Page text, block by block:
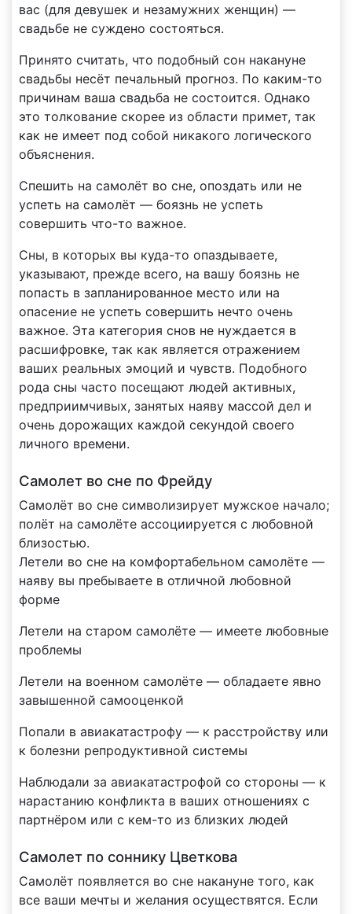
вас (для девушек и незамужних женщин) —
свадьбе не суждено состояться.
Принято считать, что подобный сон накануне
свадьбы несёт печальный прогноз. По каким-то
причинам ваша свадьба не состоится. Однако
это толкование скорее из области примет, так
как не имеет под собой никакого логического
объяснения.
Спешить на самолёт во сне, опоздать или не
успеть на самолёт — боязнь не успеть
совершить что-то важное.
Сны, в которых вы куда-то опаздываете,
указывают, прежде всего, на вашу боязнь не
попасть в запланированное место или на
опасение не успеть совершить нечто очень
важное. Эта категория снов не нуждается в
расшифровке, так как является отражением
ваших реальных эмоций и чувств. Подобного
рода сны часто посещают людей активных,
предприимчивых, занятых наяву массой дел и
очень дорожащих каждой секундой своего
личного времени.
Самолет во сне по Фрейду
Самолёт во сне символизирует мужское начало;
полёт на самолёте ассоциируется с любовной
близостью.
Летели во сне на комфортабельном самолёте —
наяву вы пребываете в отличной любовной
форме
Летели на старом самолёте — имеете любовные
проблемы
Летели на военном самолёте — обладаете явно
завышенной самооценкой
Попали в авиакатастрофу — к расстройству или
к болезни репродуктивной системы
Наблюдали за авиакатастрофой со стороны — к
нарастанию конфликта в ваших отношениях с
партнёром или с кем-то из близких людей
Самолет по соннику Цветкова
Самолёт появляется во сне накануне того, как
все ваши мечты и желания осуществятся. Если